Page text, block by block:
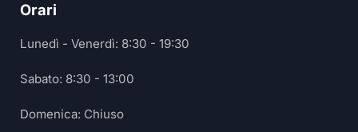
Orari
Lunedì - Venerdì: 8:30 - 19:30
Sabato: 8:30 - 13:00
Domenica: Chiuso